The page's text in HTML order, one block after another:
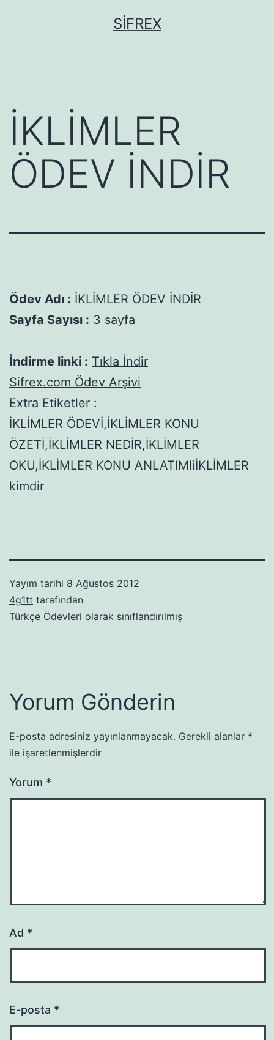
SIFREX
İKLİMLER
ÖDEV İNDİR
Ödev Adı : İKLİMLER ÖDEV İNDİR
Sayfa Sayısı : 3 sayfa
İndirme linki : Tıkla İndir
Sifrex.com Ödev Arşivi
Extra Etiketler :
İKLİMLER ÖDEVİ,İKLİMLER KONU
ÖZETİ,İKLİMLER NEDİR,İKLİMLER
OKU,İKLİMLER KONU ANLATIMIiİKLİMLER
kimdir
Yayım tarihi 8 Ağustos 2012
4g1tt tarafından
Türkçe Ödevleri olarak sınıflandırılmış
Yorum Gönderin
E-posta adresiniz yayınlanmayacak. Gerekli alanlar *
ile işaretlenmişlerdir
Yorum *
Ad *
E-posta *